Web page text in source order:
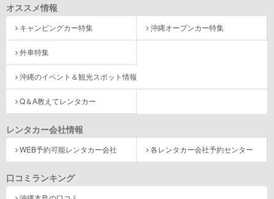
オススメ情報
キャンピングカー特集 沖縄オープンカー特集
外車特集
沖縄のイベント＆観光スポット情報
Q＆A教えてレンタカー
レンタカー会社情報
WEB予約可能レンタカー会社 各レンタカー会社予約センター
口コミランキング